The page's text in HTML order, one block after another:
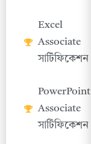
Excel
Associate
সার্টিফিকেশন
PowerPoint
Associate
সার্টিফিকেশন